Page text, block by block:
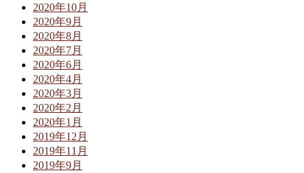
2020年10月
2020年9月
2020年8月
2020年7月
2020年6月
2020年4月
2020年3月
2020年2月
2020年1月
2019年12月
2019年11月
2019年9月